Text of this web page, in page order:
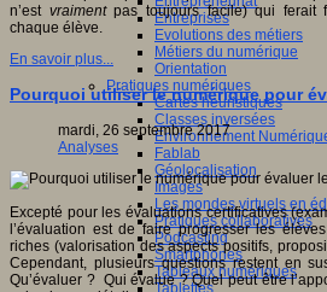
Entreprises
Evolutions des métiers
Métiers du numérique
Orientation
Pratiques numériques
Cartes heuristiques
Classes inversées
Environnement
Fablab
Géolocalisation
Images
Les mondes virtuels en
Pratiques collaboratives
Podcasting
Smartphones
Tableaux numériques
Tablettes
n’est vraimentpas toujours facile) qui ferait
chaque élève.
En savoir plus...
Pourquoi utiliser le numérique pour
mardi, 26 septembre 2017
Analyses
Excepté pour les évaluations certificatives
l’évaluation est de faire progresser les
riches (valorisation des aspects positifs,
Cependant, plusieurs questions restent en
Qu’évaluer ? Qui évalue ? Quel peut être